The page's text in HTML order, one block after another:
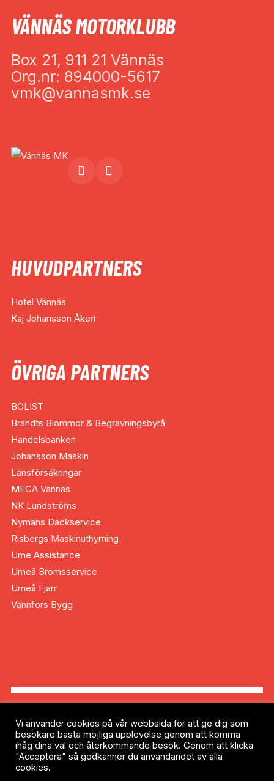
VÄNNÄS MOTORKLUBB
Box 21, 911 21 Vännäs
Org.nr: 894000-5617
vmk@vannasmk.se
HUVUDPARTNERS
Hotel Vännäs
Kaj Johansson Åkeri
ÖVRIGA PARTNERS
BOLIST
Brandts Blommor & Begravningsbyrå
Handelsbanken
Johansson Maskin
Länsförsäkringar
MECA Vännäs
NK Lundströms
Nymans Däckservice
Risbergs Maskinuthyrning
Ume Assistance
Umeå Bromsservice
Umeå Fjärr
Vännfors Bygg
Copyright © 2023 Vännäs Motorklubb |
Mediepartner:Chillimedia
Vi använder cookies på vår webbsida för att ge dig som
besökare bästa möjliga upplevelse genom att komma
ihåg dina val och återkommande besök. Genom att klicka
"Acceptera" så godkänner du användandet av alla
cookies.